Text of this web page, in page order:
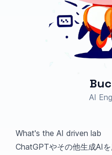
AI
What's the AI driven lab
ChatGPTやその他生成AI